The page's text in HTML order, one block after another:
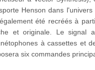
Henson dans
été recréés à
et originale. Le signal
à cassettes et
six commandes